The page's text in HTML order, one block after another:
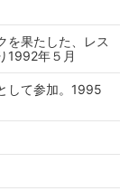
を果たした、レス
1992年５月
して参加。1995